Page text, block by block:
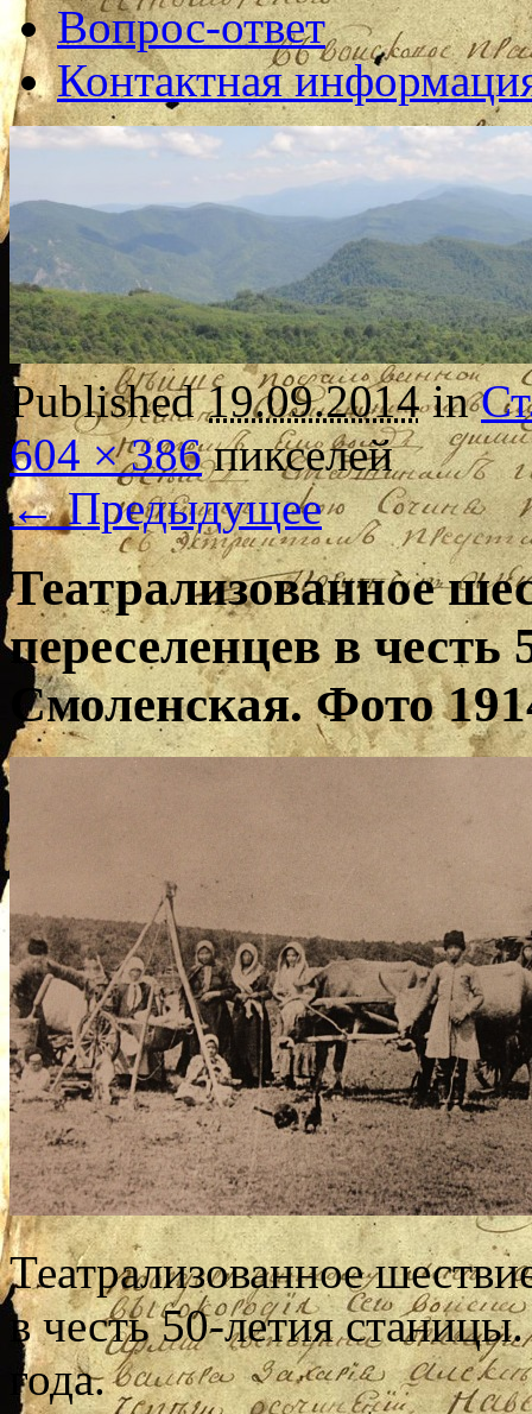
Вопрос-ответ
Контактная
Published19.09.2014in
604 × 386пикселей
← Предыдущее
Театрализованное
переселенцев в
Смоленская. Фото
Театрализованное
в честь 50-летия
года.